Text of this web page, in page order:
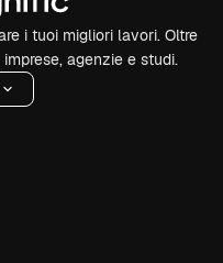
i tuoi migliori lavori. Oltre
agenzie e studi.